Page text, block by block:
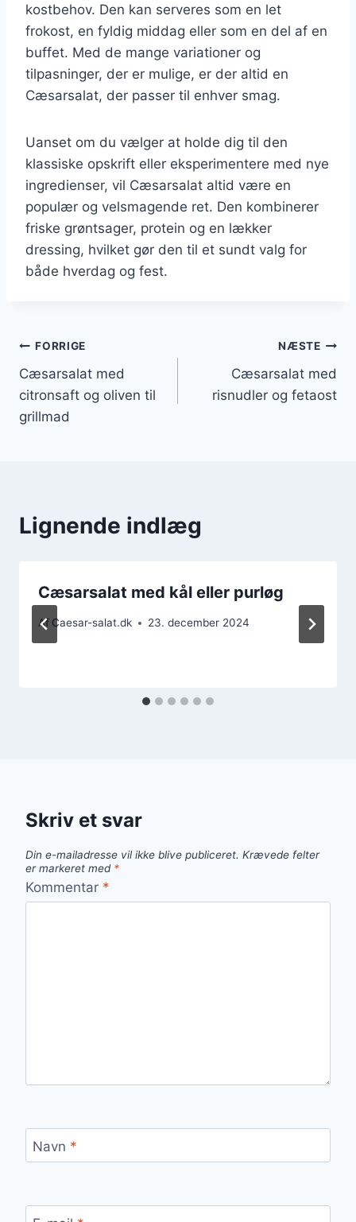
kostbehov. Den kan serveres som en let
frokost, en fyldig middag eller som en del af en
buffet. Med de mange variationer og
tilpasninger, der er mulige, er der altid en
Cæsarsalat, der passer til enhver smag.
Uanset om du vælger at holde dig til den
klassiske opskrift eller eksperimentere med nye
ingredienser, vil Cæsarsalat altid være en
populær og velsmagende ret. Den kombinerer
friske grøntsager, protein og en lækker
dressing, hvilket gør den til et sundt valg for
både hverdag og fest.
Indlægsnavigation
FORRIGE
Cæsarsalat med
citronsaft og oliven til
grillmad
NÆSTE
Cæsarsalat med
risnudler og fetaost
Lignende indlæg
Cæsarsalat med kål eller purløg
Af Caesar-salat.dk 23. december 2024
Skriv et svar
Din e-mailadresse vil ikke blive publiceret. Krævede felter
er markeret med *
Kommentar *
Navn *